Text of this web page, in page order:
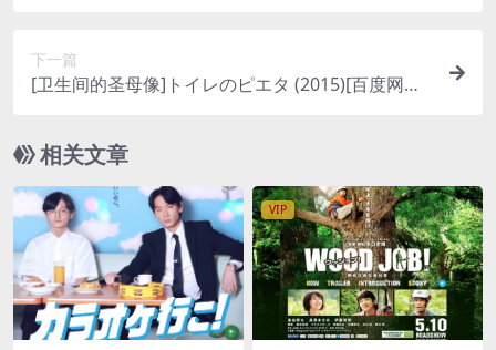
下一篇
[卫生间的圣母像]トイレのピエタ (2015)[百度网盘
载][MP4/7.6GB][中文字幕]
相关文章
VIP